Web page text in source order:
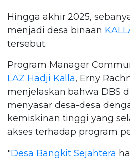
Hingga akhir 2025,
menjadi desa binaan
tersebut.
Program Manager
LAZ Hadji Kalla, Erny
menjelaskan bahwa DBS
menyasar desa-desa
kemiskinan tinggi yang
akses terhadap program
"Desa Bangkit Sejahtera